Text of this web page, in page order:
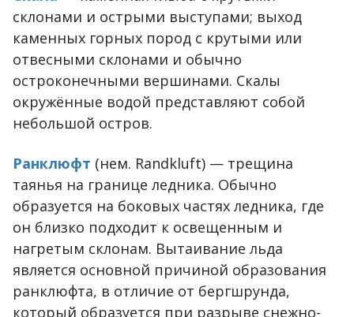
склонами и острыми выступами; выход
каменных горных пород с крутыми или
отвесными склонами и обычно
остроконечными вершинами. Скалы
окружённые водой представляют собой
небольшой остров.
Ранклюфт (нем. Randkluft) — трещина
таянья на границе ледника. Обычно
образуется на боковых частях ледника, где
он близко подходит к освещенным и
нагретым склонам. Вытаивание льда
является основной причиной образования
ранклюфта, в отличие от бергшрунда,
который образуется при разрыве снежно-